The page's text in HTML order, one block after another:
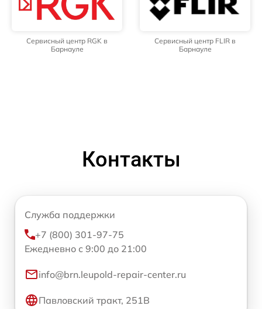
Сервисный центр RGK в
Барнауле
Сервисный центр FLIR в
Барнауле
Контакты
Служба поддержки
+7 (800) 301-97-75
Ежедневно с 9:00 до 21:00
info@brn.leupold-repair-center.ru
Павловский тракт, 251В